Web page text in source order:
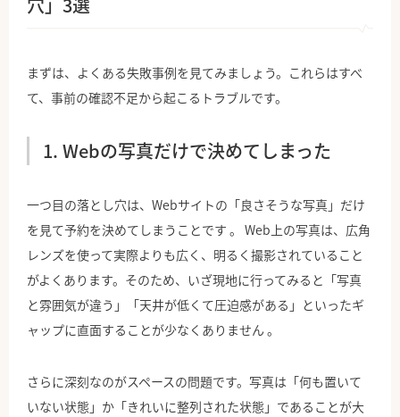
まずは、よくある失敗事例を見てみましょう。これらはすべ
て、事前の確認不足から起こるトラブルです。
1. Webの写真だけで決めてしまった
一つ目の落とし穴は、Webサイトの「良さそうな写真」だけ
を見て予約を決めてしまうことです 。 Web上の写真は、広角
レンズを使って実際よりも広く、明るく撮影されていること
がよくあります。そのため、いざ現地に行ってみると「写真
と雰囲気が違う」「天井が低くて圧迫感がある」といったギ
ャップに直面することが少なくありません 。
さらに深刻なのがスペースの問題です。写真は「何も置いて
いない状態」か「きれいに整列された状態」であることが大